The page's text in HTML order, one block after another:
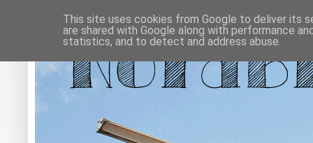
This site uses cookies from Google to deliver its
are shared with Google along with performance
statistics, and to detect and address abuse.